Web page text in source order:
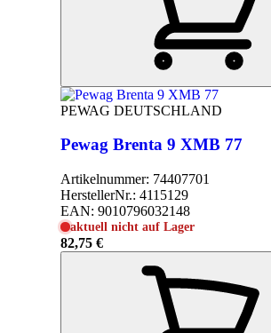
PEWAG DEUTSCHLAND
Pewag Brenta 9 XMB 77
Artikelnummer: 74407701
HerstellerNr.: 4115129
EAN: 9010796032148
aktuell nicht auf Lager
82,75 €